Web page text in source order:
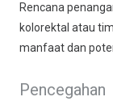
Rencana
kolorektal atau
manfaat dan
Pencegahan